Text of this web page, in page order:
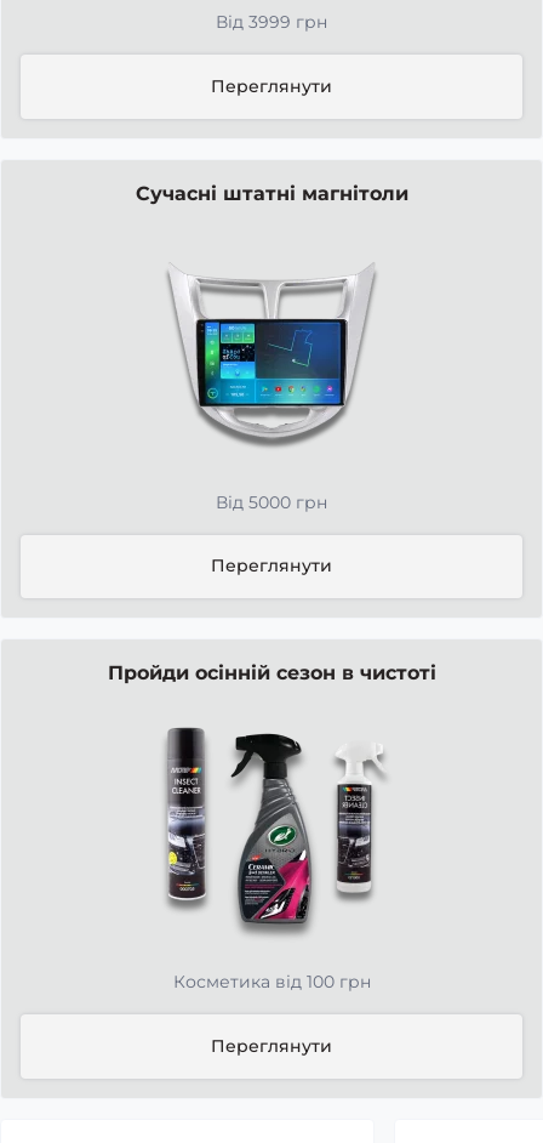
Від 3999 грн
Переглянути
Сучасні штатні магнітоли
Від 5000 грн
Переглянути
Пройди осінній сезон в чистоті
Косметика від 100 грн
Переглянути